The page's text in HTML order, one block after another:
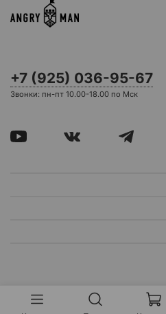
+7 (925) 036-95-67
Звонки: пн-пт 10.00-18.00 по Мск